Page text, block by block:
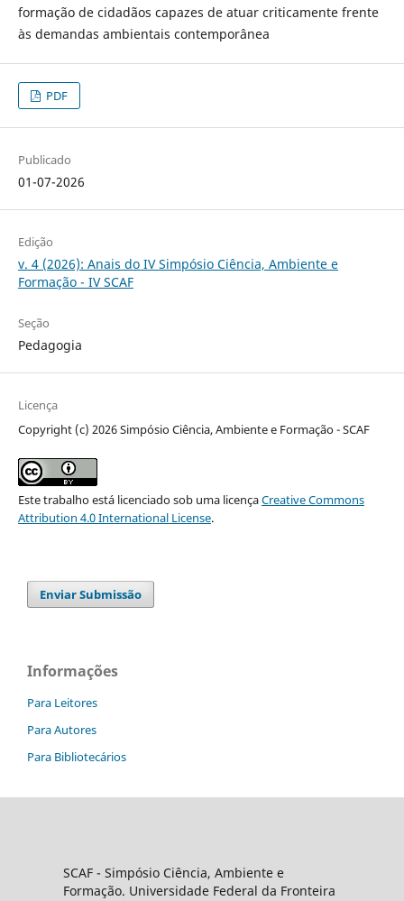
formação de cidadãos capazes de atuar criticamente frente
às demandas ambientais contemporânea
PDF
Publicado
01-07-2026
Edição
v. 4 (2026): Anais do IV Simpósio Ciência, Ambiente e
Formação - IV SCAF
Seção
Pedagogia
Licença
Copyright (c) 2026 Simpósio Ciência, Ambiente e Formação - SCAF
Este trabalho está licenciado sob uma licençaCreative Commons
Attribution 4.0 International License.
Enviar Submissão
Informações
Para Leitores
Para Autores
Para Bibliotecários
SCAF - Simpósio Ciência, Ambiente e
Formação. Universidade Federal da Fronteira